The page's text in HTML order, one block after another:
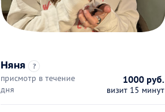
Няня ?
присмотр в течение
дня
1000 руб.
визит 15 минут